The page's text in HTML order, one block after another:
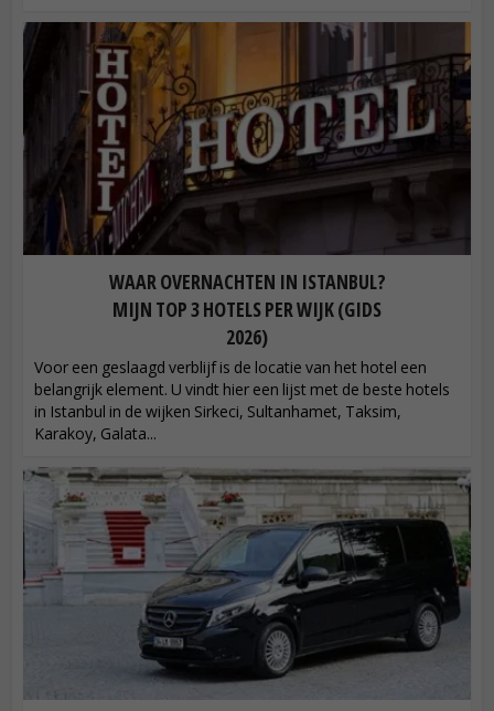
WAAR OVERNACHTEN IN ISTANBUL?
MIJN TOP 3 HOTELS PER WIJK (GIDS
2026)
Voor een geslaagd verblijf is de locatie van het hotel een
belangrijk element. U vindt hier een lijst met de beste hotels
in Istanbul in de wijken Sirkeci, Sultanhamet, Taksim,
Karakoy, Galata...